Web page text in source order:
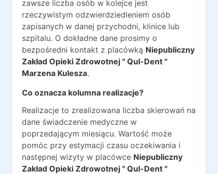
zawsze liczba osób w kolejce jest
rzeczywistym odzwierdziedleniem osób
zapisanych w danej przychodni, klinice lub
szpitalu. O dokładne dane prosimy o
bezpośredni kontakt z placówką Niepubliczny
Zakład Opieki Zdrowotnej " Qul-Dent "
Marzena Kulesza.
Co oznacza kolumna realizacje?
Realizacje to zrealizowana liczba skierowań na
dane świadczenie medyczne w
poprzedającym miesiącu. Wartość może
pomóc przy estymacji czasu oczekiwania i
następnej wizyty w placówce Niepubliczny
Zakład Opieki Zdrowotnej " Qul-Dent "